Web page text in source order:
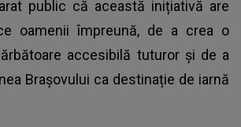
public că această inițiativă are
oamenii împreună, de a crea o
accesibilă tuturor și de a
Brașovului ca destinație de iarnă